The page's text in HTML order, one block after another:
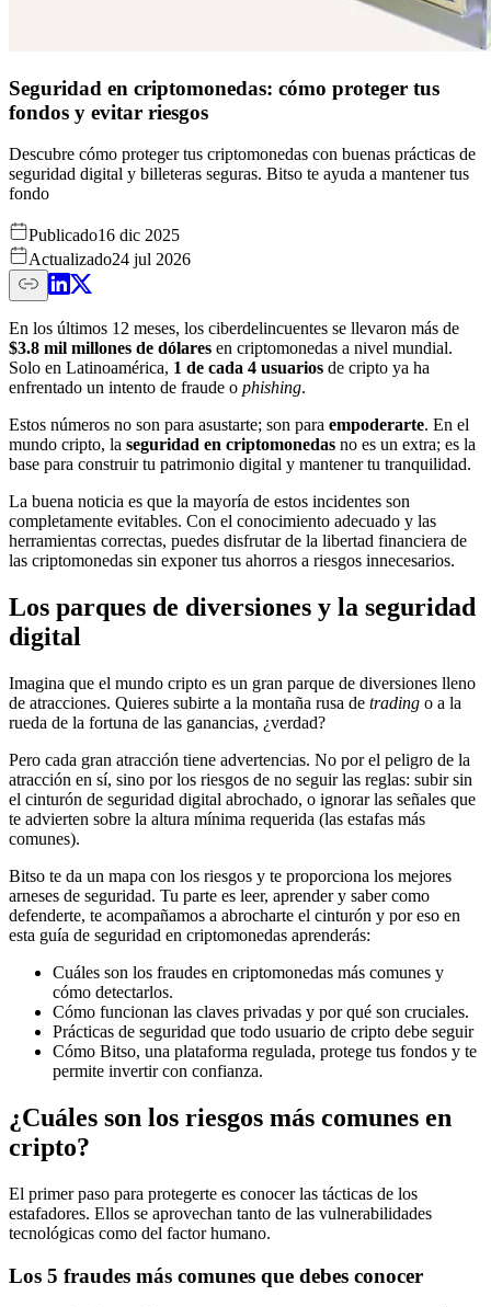
Seguridad en criptomonedas: cómo proteger tus
fondos y evitar riesgos
Descubre cómo proteger tus criptomonedas con buenas prácticas de
seguridad digital y billeteras seguras. Bitso te ayuda a mantener tus
fondo
Publicado16 dic 2025
Actualizado24 jul 2026
En los últimos 12 meses, los ciberdelincuentes se llevaron más de
$3.8 mil millones de dólares en criptomonedas a nivel mundial.
Solo en Latinoamérica, 1 de cada 4 usuarios de cripto ya ha
enfrentado un intento de fraude o phishing.
Estos números no son para asustarte; son para empoderarte. En el
mundo cripto, la seguridad en criptomonedas no es un extra; es la
base para construir tu patrimonio digital y mantener tu tranquilidad.
La buena noticia es que la mayoría de estos incidentes son
completamente evitables. Con el conocimiento adecuado y las
herramientas correctas, puedes disfrutar de la libertad financiera de
las criptomonedas sin exponer tus ahorros a riesgos innecesarios.
Los parques de diversiones y la seguridad
digital
Imagina que el mundo cripto es un gran parque de diversiones lleno
de atracciones. Quieres subirte a la montaña rusa de trading o a la
rueda de la fortuna de las ganancias, ¿verdad?
Pero cada gran atracción tiene advertencias. No por el peligro de la
atracción en sí, sino por los riesgos de no seguir las reglas: subir sin
el cinturón de seguridad digital abrochado, o ignorar las señales que
te advierten sobre la altura mínima requerida (las estafas más
comunes).
Bitso te da un mapa con los riesgos y te proporciona los mejores
arneses de seguridad. Tu parte es leer, aprender y saber como
defenderte, te acompañamos a abrocharte el cinturón y por eso en
esta guía de seguridad en criptomonedas aprenderás:
Cuáles son los fraudes en criptomonedas más comunes y
cómo detectarlos.
Cómo funcionan las claves privadas y por qué son cruciales.
Prácticas de seguridad que todo usuario de cripto debe seguir
Cómo Bitso, una plataforma regulada, protege tus fondos y te
permite invertir con confianza.
¿Cuáles son los riesgos más comunes en
cripto?
El primer paso para protegerte es conocer las tácticas de los
estafadores. Ellos se aprovechan tanto de las vulnerabilidades
tecnológicas como del factor humano.
Los 5 fraudes más comunes que debes conocer